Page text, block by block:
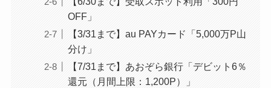
同居家族を
として登録
➔ 追加費用なしで「お急ぎ
便、日時指定無料」を共有
コチラ
OFF」
【3/31まで】au PAYカード「5,000万P山
分け」
【7/31まで】あおぞら銀行「デビット6％
還元（月間上限：1,200P）」